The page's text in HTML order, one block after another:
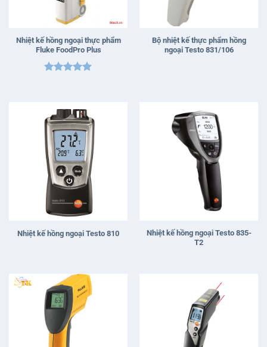
Nhiệt kế hồng ngoại thực phẩm
Fluke FoodPro Plus
Bộ nhiệt kế thực phẩm hồng
ngoại Testo 831/106
Nhiệt kế hồng ngoại Testo 810
Nhiệt kế hồng ngoại Testo 835-
T2